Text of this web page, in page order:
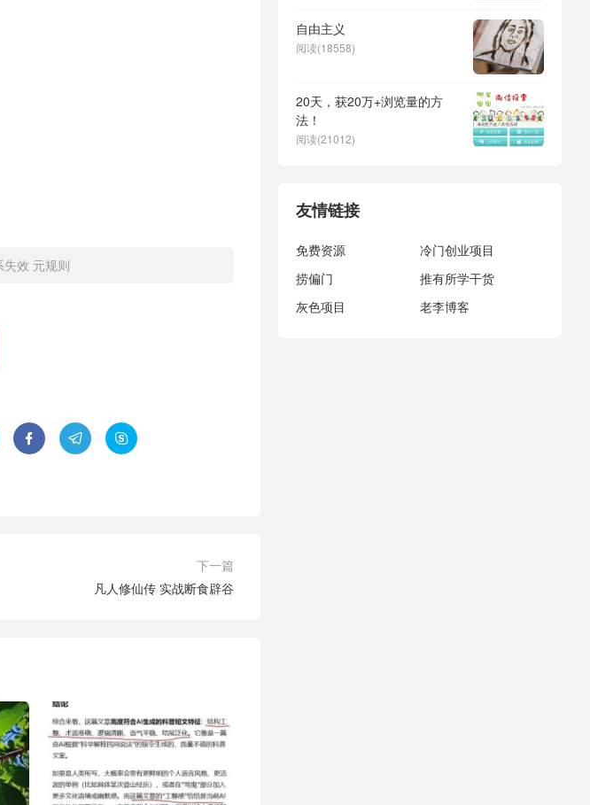
失效 元规则
  
下一篇
凡人修仙传 实战断食辟谷
自由主义
阅读(18558)
20天，获20万+浏览量的方
法！
阅读(21012)
友情链接
免费资源
冷门创业项目
捞偏门
推有所学干货
灰色项目
老李博客